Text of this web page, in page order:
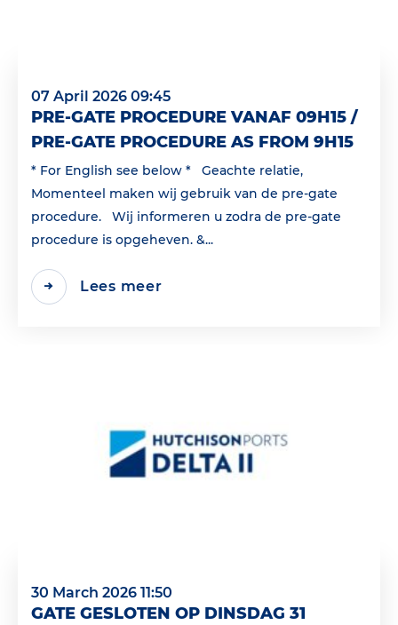
07 April 2026 09:45
PRE-GATE PROCEDURE VANAF 09H15 /
PRE-GATE PROCEDURE AS FROM 9H15
* For English see below * Geachte relatie,
Momenteel maken wij gebruik van de pre-gate
procedure. Wij informeren u zodra de pre-gate
procedure is opgeheven. &...
Lees meer
30 March 2026 11:50
GATE GESLOTEN OP DINSDAG 31